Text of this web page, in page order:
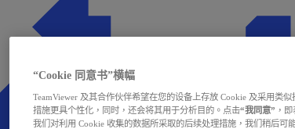
“Cookie 同意书”横幅
TeamViewer 及其合作伙伴希望在您的设备上存放 Cookie 及采用类
措施更具个性化，同时，还会将其用于分析目的。点击“我同意” ，
我们对利用 Cookie 收集的数据所采取的后续处理措施，我们稍后可